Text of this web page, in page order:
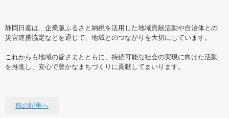
静岡日産は、企業版ふるさと納税を活用した地域貢献活動や自治体との
災害連携協定などを通じて、地域とのつながりを大切にしています。
これからも地域の皆さまとともに、持続可能な社会の実現に向けた活動
を推進し、安心で豊かなまちづくりに貢献してまいります。
前の記事へ